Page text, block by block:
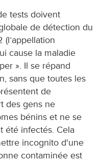
tests doivent
de détection du
(l’appellation
cause la maladie
». Il se répand
sans que toutes les
de
des gens ne
bénins et ne se
été infectés. Cela
incognito d'une
contaminée est